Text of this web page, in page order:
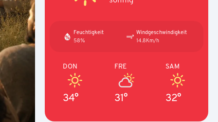
Feuchtigkeit
58%
Windgeschwindigkeit
14.8Km/h
DON
34°
FRE
31°
SAM
32°